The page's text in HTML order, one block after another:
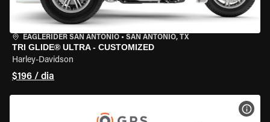
EAGLERIDER SAN ANTONIO • SAN ANTONIO, TX
TRI GLIDE® ULTRA - CUSTOMIZED
Harley-Davidson
$196 / dia
VER